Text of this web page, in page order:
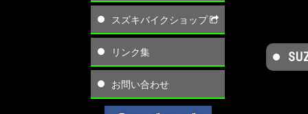
スズキバイクショップ
リンク集
お問い合わせ